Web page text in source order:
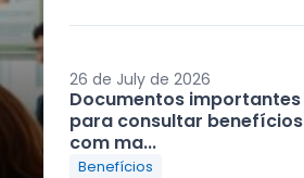
26 de July de 2026
Documentos importantes
para consultar benefícios
com ma...
Benefícios